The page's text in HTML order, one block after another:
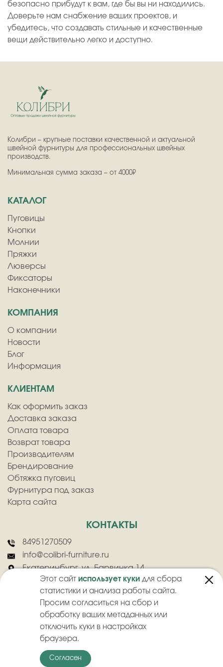
Этот сайт использует куки для сбора
статистики и анализа работы сайта.
Просим согласиться на сбор и
обработку ваших метаданных или
отключить куки в настройках
браузера.
Согласен
безопасно прибудут к вам, где бы вы ни находились.
Доверьте нам снабжение ваших проектов, и
убедитесь, что создавать стильные и качественные
вещи действительно легко и доступно.
Колибри – крупные поставки качественной и актуальной
швейной фурнитуры для профессиональных швейных
производств.
Минимальная сумма заказа – от 4000₽
КАТАЛОГ
Пуговицы
Кнопки
Молнии
Пряжки
Люверсы
Фиксаторы
Наконечники
КОМПАНИЯ
О компании
Новости
Блог
Информация
КЛИЕНТАМ
Как оформить заказ
Доставка заказа
Оплата товара
Возврат товара
Производителям
Брендирование
Обтяжка пуговиц
Фурнитура под заказ
Карта сайта
КОНТАКТЫ
84951270509
info@colibri-furniture.ru
Екатеринбург, ул. Барвинка 14
ООО "Колибри" - Оптовая продажа швейной фурнитуры
Политика конфиденциальности
Пользовательское соглашение